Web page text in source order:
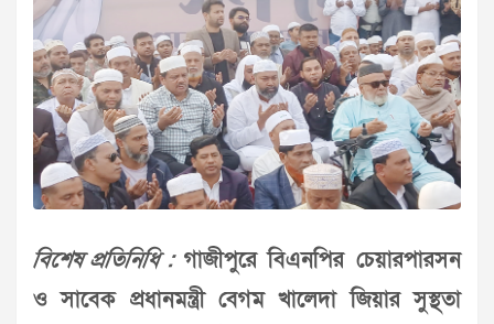
বিশেষ প্রতিনিধি : গাজীপুরে বিএনপির চেয়ারপারসন
ও সাবেক প্রধানমন্ত্রী বেগম খালেদা জিয়ার সুস্থতা